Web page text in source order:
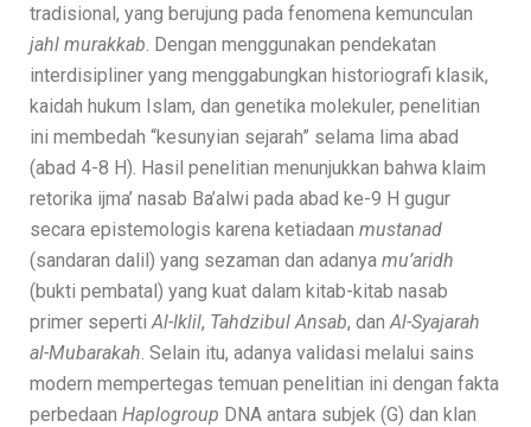
tradisional, yang berujung pada fenomena kemunculan
jahl murakkab . Dengan menggunakan pendekatan
interdisipliner yang menggabungkan historiografi klasik,
kaidah hukum Islam, dan genetika molekuler, penelitian
ini membedah “kesunyian sejarah” selama lima abad
(abad 4-8 H). Hasil penelitian menunjukkan bahwa klaim
retorika ijma’ nasab Ba’alwi pada abad ke-9 H gugur
secara epistemologis karena ketiadaan mustanad
(sandaran dalil) yang sezaman dan adanya mu’aridh
(bukti pembatal) yang kuat dalam kitab-kitab nasab
primer seperti Al-Iklil, Tahdzibul Ansab, dan Al-Syajarah
al-Mubarakah . Selain itu, adanya validasi melalui sains
modern mempertegas temuan penelitian ini dengan fakta
perbedaan Haplogroup DNA antara subjek (G) dan klan